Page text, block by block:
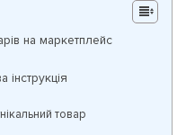
на маркетплейс
інструкція
товар